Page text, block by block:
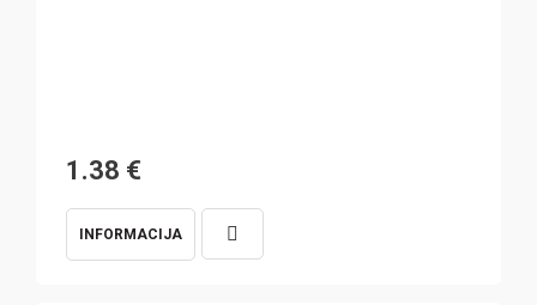
1.38 €
INFORMACIJA